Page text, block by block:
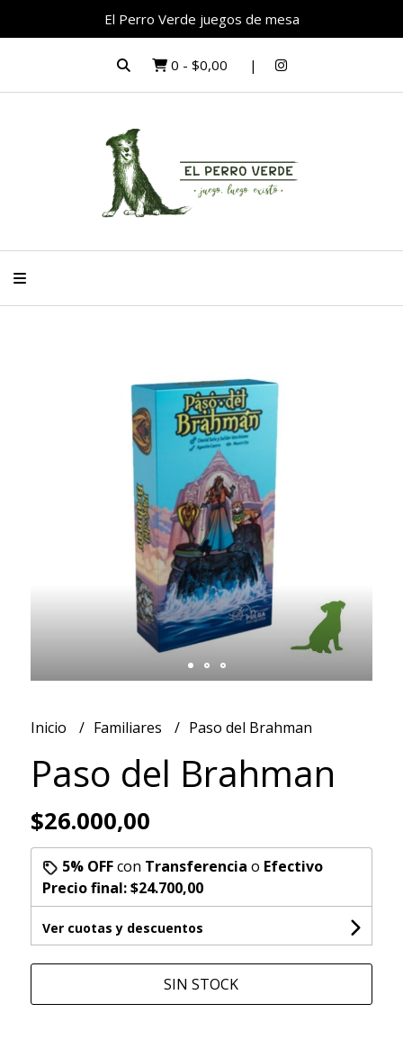
El Perro Verde juegos de mesa
0 - $0,00
Inicio Familiares Paso del Brahman
Paso del Brahman
$26.000,00
5% OFFcon Transferencia o Efectivo
Precio final:$24.700,00
Ver cuotas y descuentos
SIN STOCK